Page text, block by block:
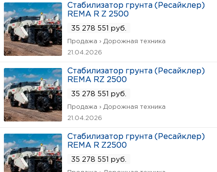
Стабилизатор грунта (Ресайклер)
REMA R Z 2500
35 278 551 руб.
Продажа › Дорожная техника
21.04.2026
Стабилизатор грунта (Ресайклер)
REMA RZ 2500
35 278 551 руб.
Продажа › Дорожная техника
21.04.2026
Стабилизатор грунта (Ресайклер)
REMA R Z2500
35 278 551 руб.